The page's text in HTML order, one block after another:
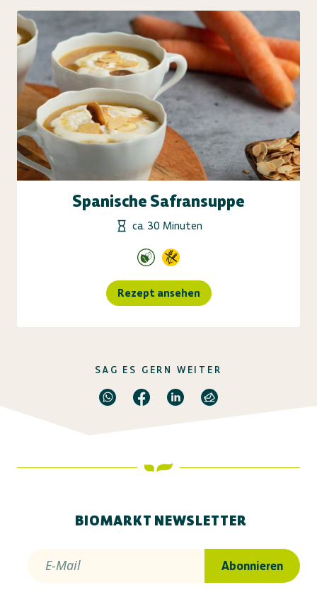
Spanische Safransuppe
ca. 30 Minuten
Rezept ansehen
SAG ES GERN WEITER
BIOMARKT NEWSLETTER
E-Mail Abonnieren